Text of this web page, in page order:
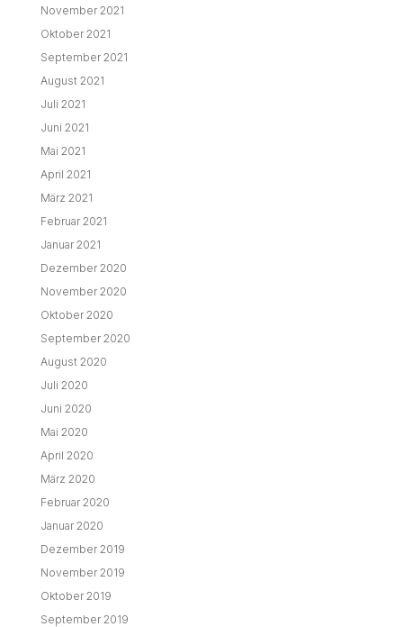
November 2021
Oktober 2021
September 2021
August 2021
Juli 2021
Juni 2021
Mai 2021
April 2021
März 2021
Februar 2021
Januar 2021
Dezember 2020
November 2020
Oktober 2020
September 2020
August 2020
Juli 2020
Juni 2020
Mai 2020
April 2020
März 2020
Februar 2020
Januar 2020
Dezember 2019
November 2019
Oktober 2019
September 2019